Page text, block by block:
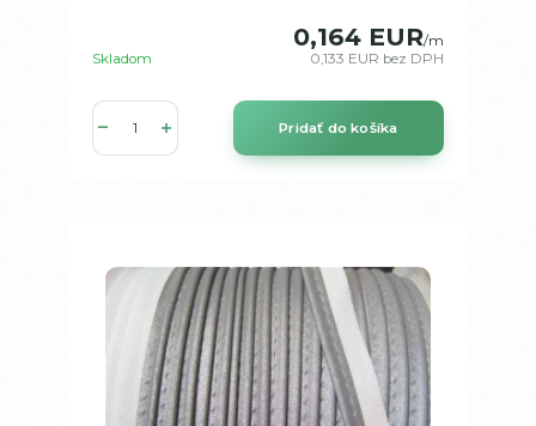
0,164 EUR/m
0,133 EUR bez DPH
Skladom
Pridať do košíka